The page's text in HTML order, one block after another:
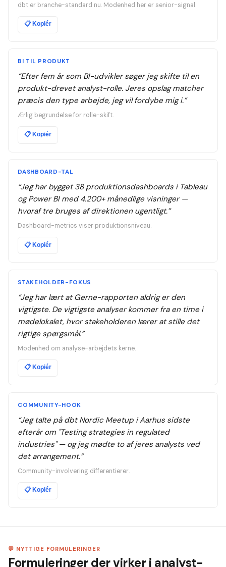
dbt er branche-standard nu. Modenhed her er senior-signal.
📋Kopiér
BI TIL PRODUKT
“Efter fem år som BI-udvikler søger jeg skifte til en
produkt-drevet analyst-rolle. Jeres opslag matcher
præcis den type arbejde, jeg vil fordybe mig i.”
Ærlig begrundelse for rolle-skift.
📋Kopiér
DASHBOARD-TAL
“Jeg har bygget 38 produktionsdashboards i Tableau
og Power BI med 4.200+ månedlige visninger —
hvoraf tre bruges af direktionen ugentligt.”
Dashboard-metrics viser produktionsniveau.
📋Kopiér
STAKEHOLDER-FOKUS
“Jeg har lært at Gerne-rapporten aldrig er den
vigtigste. De vigtigste analyser kommer fra en time i
mødelokalet, hvor stakeholderen lærer at stille det
rigtige spørgsmål.”
Modenhed om analyse-arbejdets kerne.
📋Kopiér
COMMUNITY-HOOK
“Jeg talte på dbt Nordic Meetup i Aarhus sidste
efterår om "Testing strategies in regulated
industries" — og jeg mødte to af jeres analysts ved
det arrangement.”
Community-involvering differentierer.
📋Kopiér
💬 NYTTIGE FORMULERINGER
Formuleringer der virker i analyst-